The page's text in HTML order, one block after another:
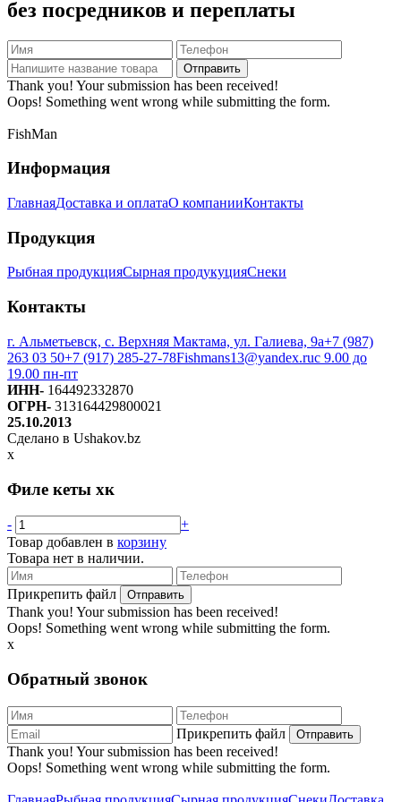
без посредников и переплаты
Thank you! Your submission has been received!
Oops! Something went wrong while submitting the form.
FishMan
Информация
ГлавнаяДоставка и оплатаО компанииКонтакты
Продукция
Рыбная продукцияСырная продукуцияСнеки
Контакты
г. Альметьевск, с. Верхняя Мактама, ул. Галиева, 9а+7 (987)
263 03 50+7 (917) 285-27-78Fishmans13@yandex.ruс 9.00 до
19.00 пн-пт
ИНН- 164492332870
ОГРН- 313164429800021
25.10.2013
Сделано в Ushakov.bz
x
Филе кеты хк
-
+
Товар добавлен в корзину
Товара нет в наличии.
Прикрепить файл
Thank you! Your submission has been received!
Oops! Something went wrong while submitting the form.
x
Обратный звонок
Прикрепить файл
Thank you! Your submission has been received!
Oops! Something went wrong while submitting the form.